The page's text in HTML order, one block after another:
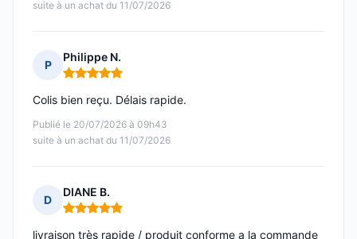
suite à un achat du 11/07/2026
P
Philippe N.
Note : 5 sur 5
Publié le 20/07/2026 à 09h43
suite à un achat du 11/07/2026
Colis bien reçu. Délais rapide.
D
DIANE B.
Note : 5 sur 5
livraison très rapide / produit conforme a la commande